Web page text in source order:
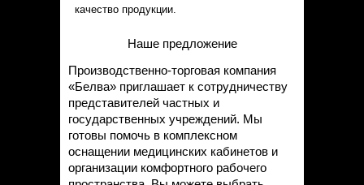
качество продукции.
Наше предложение
Производственно-торговая компания
«Белва» приглашает к сотрудничеству
представителей частных и
государственных учреждений. Мы
готовы помочь в комплексном
оснащении медицинских кабинетов и
организации комфортного рабочего